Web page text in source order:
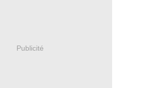
Publicité